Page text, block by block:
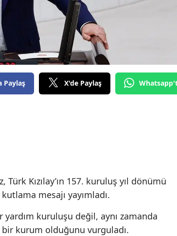
Paylaş X'de Paylaş
Türk Kızılay’ın 157. kuruluş yıl dönümü
mesajı yayımladı.
yardım kuruluşu değil, aynı zamanda
kurum olduğunu vurguladı.